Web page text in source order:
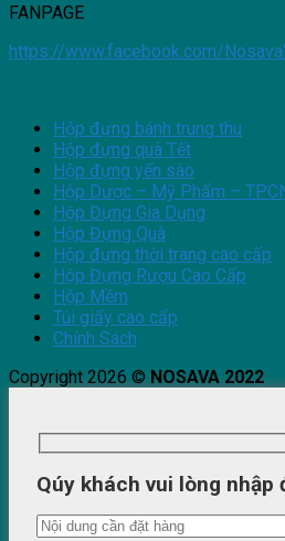
FANPAGE
https://www.facebook.com/
Hộp đựng bánh trung thu
Hộp đựng quà Tết
Hộp đựng yến sào
Hộp Dược – Mỹ Phẩm –
Hộp Đựng Gia Dụng
Hộp Đựng Quà
Hộp đựng thời trang cao cấp
Hộp Đựng Rượu Cao Cấp
Hộp Mềm
Túi giấy cao cấp
Chính Sách
Copyright 2026 © NOSAVA 2022
Qúy khách vui lòng nhập